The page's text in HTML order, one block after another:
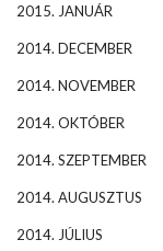
2015. JANUÁR
2014. DECEMBER
2014. NOVEMBER
2014. OKTÓBER
2014. SZEPTEMBER
2014. AUGUSZTUS
2014. JÚLIUS